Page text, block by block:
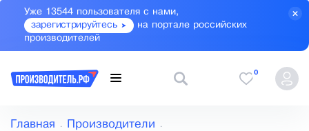
Уже 13544 пользователя с нами,
зарегистрируйтесь
на портале российских
производителей
0
Главная Производители